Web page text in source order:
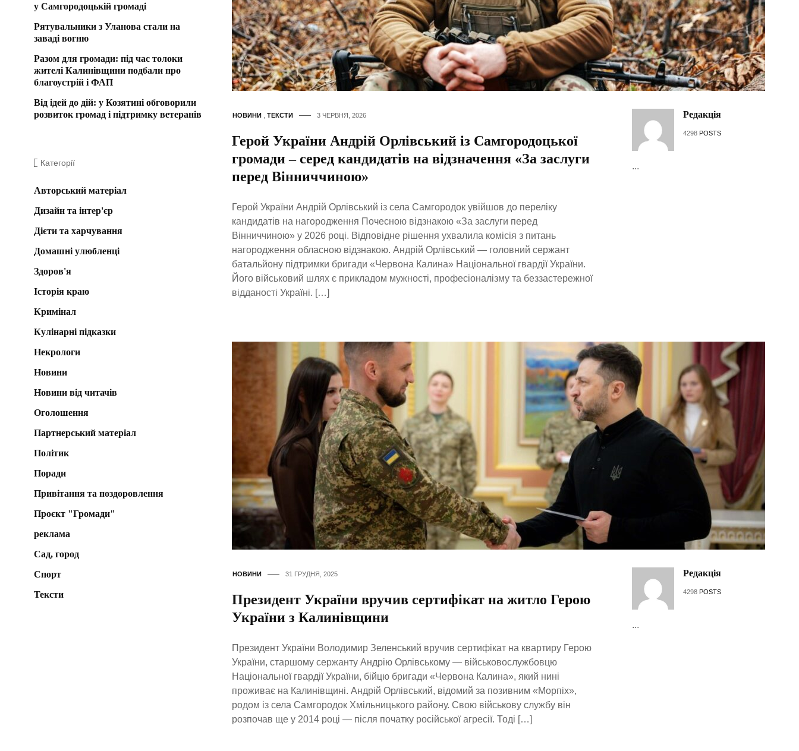
НОВИНИ, ТЕКСТИ 3 ЧЕРВНЯ, 2026
Герой України Андрій Орлівський із Самгородоцької
громади – серед кандидатів на відзначення «За заслуги
перед Вінниччиною»
Герой України Андрій Орлівський із села Самгородок увійшов до переліку
кандидатів на нагородження Почесною відзнакою «За заслуги перед
Вінниччиною» у 2026 році. Відповідне рішення ухвалила комісія з питань
нагородження обласною відзнакою. Андрій Орлівський — головний сержант
батальйону підтримки бригади «Червона Калина» Національної гвардії України.
Його військовий шлях є прикладом мужності, професіоналізму та беззастережної
відданості Україні. […]
Редакція
4298 POSTS
...
НОВИНИ 31 ГРУДНЯ, 2025
Президент України вручив сертифікат на житло Герою
України з Калинівщини
Президент України Володимир Зеленський вручив сертифікат на квартиру Герою
України, старшому сержанту Андрію Орлівському — військовослужбовцю
Національної гвардії України, бійцю бригади «Червона Калина», який нині
проживає на Калинівщині. Андрій Орлівський, відомий за позивним «Морпіх»,
родом із села Самгородок Хмільницького району. Свою військову службу він
розпочав ще у 2014 році — після початку російської агресії. Тоді […]
Редакція
4298 POSTS
...
у Самгородоцькій громаді
Рятувальники з Уланова стали на
заваді вогню
Разом для громади: під час толоки
жителі Калинівщини подбали про
благоустрій і ФАП
Від ідей до дій: у Козятині обговорили
розвиток громад і підтримку ветеранів
Категорії
Авторський матеріал
Дизайн та інтер'єр
Дієти та харчування
Домашні улюбленці
Здоров'я
Історія краю
Кримінал
Кулінарні підказки
Некрологи
Новини
Новини від читачів
Оголошення
Партнерський матеріал
Політик
Поради
Привітання та поздоровлення
Проєкт "Громади"
реклама
Сад, город
Спорт
Тексти